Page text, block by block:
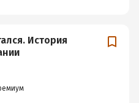
История